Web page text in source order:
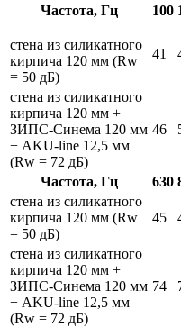
Частота, Гц
100
стена из силикатного
кирпича 120 мм (Rw
= 50 дБ)
41
стена из силикатного
кирпича 120 мм +
ЗИПС-Синема 120 мм
+ AKU-line 12,5 мм
(Rw = 72 дБ)
46
Частота, Гц 630
стена из силикатного
кирпича 120 мм (Rw
= 50 дБ)
45
стена из силикатного
кирпича 120 мм +
ЗИПС-Синема 120 мм
+ AKU-line 12,5 мм
(Rw = 72 дБ)
74